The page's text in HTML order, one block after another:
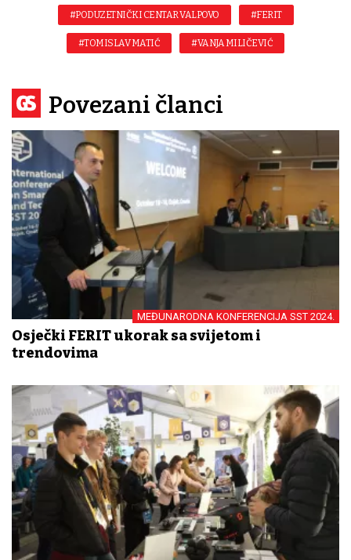
#PODUZETNIČKI CENTAR VALPOVO #FERIT
#TOMISLAV MATIĆ #VANJA MILIČEVIĆ
Povezani članci
MEĐUNARODNA KONFERENCIJA SST 2024.
Osječki FERIT ukorak sa svijetom i
trendovima